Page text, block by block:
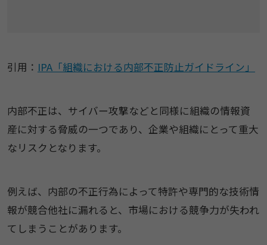
引用： IPA「組織における内部不正防止ガイドライン」
内部不正は、サイバー攻撃などと同様に組織の情報資
産に対する脅威の一つであり、企業や組織にとって重大
なリスクとなります。
例えば、内部の不正行為によって特許や専門的な技術情
報が競合他社に漏れると、市場における競争力が失われ
てしまうことがあります。